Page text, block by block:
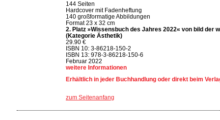
144 Seiten
Hardcover mit Fadenheftung
140 großformatige Abbildungen
Format 23 x 32 cm
2. Platz »Wissensbuch des Jahres 2022« von bild der
(Kategorie Ästhetik)
29.90 €
ISBN 10: 3-86218-150-2
ISBN 13: 978-3-86218-150-6
Februar 2022
weitere Informationen
Erhältlich in jeder Buchhandlung oder direkt beim
zum Seitenanfang